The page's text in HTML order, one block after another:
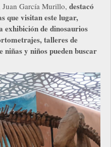
Juan García Murillo, destacó
que visitan este lugar,
exhibición de dinosaurios
talleres de
y niños pueden buscar